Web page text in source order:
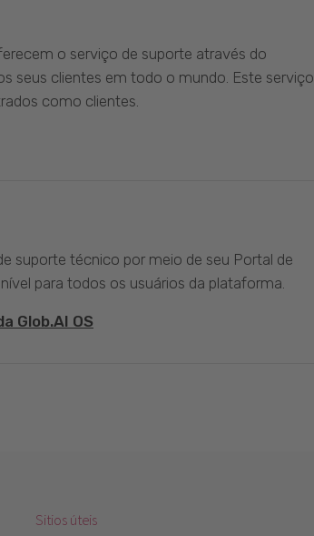
o serviço de suporte através do
seus clientes em todo o mundo. Este serviço
como clientes.
suporte técnico por meio de seu Portal de
para todos os usuários da plataforma.
Glob.AI OS
Sitios úteis